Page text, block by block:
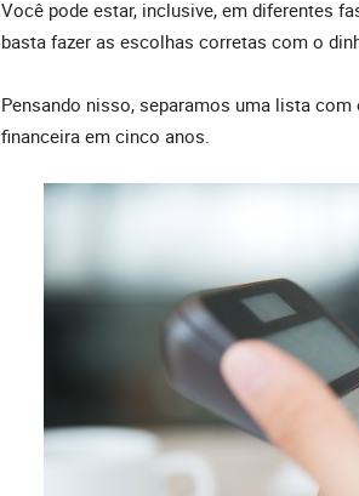
Você pode estar, inclusive, em diferentes
basta fazer as escolhas corretas com o
Pensando nisso, separamos uma lista
financeira em cinco anos.